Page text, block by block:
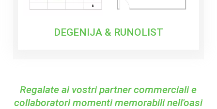
DEGENIJA & RUNOLIST
Regalate ai vostri partner commerciali e
collaboratori momenti memorabili nell'oasi